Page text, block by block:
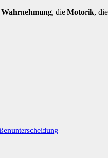
Wahrnehmung, die Motorik, die